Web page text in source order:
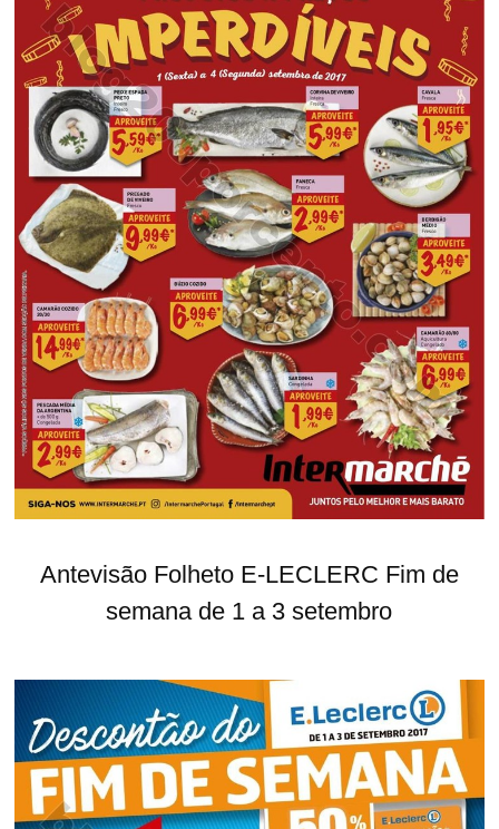
Antevisão Folheto E-LECLERC Fim de
semana de 1 a 3 setembro